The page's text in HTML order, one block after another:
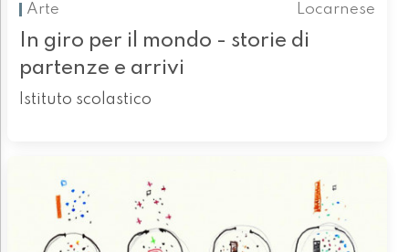
Arte
Locarnese
In giro per il mondo - storie di
partenze e arrivi
Istituto scolastico